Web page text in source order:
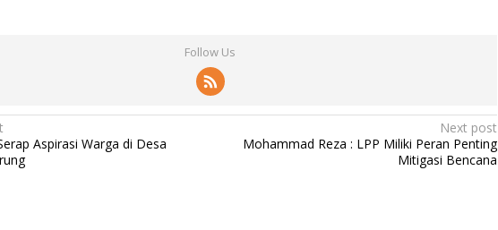
Follow Us
Aspirasi Warga di Desa
Next post
Mohammad Reza : LPP Miliki Peran Penting
Mitigasi Bencana